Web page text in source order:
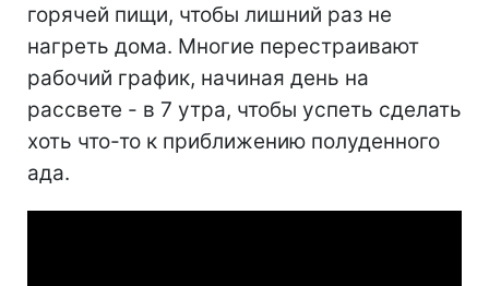
горячей пищи, чтобы лишний раз не
нагреть дома. Многие перестраивают
рабочий график, начиная день на
рассвете - в 7 утра, чтобы успеть сделать
хоть что-то к приближению полуденного
ада.